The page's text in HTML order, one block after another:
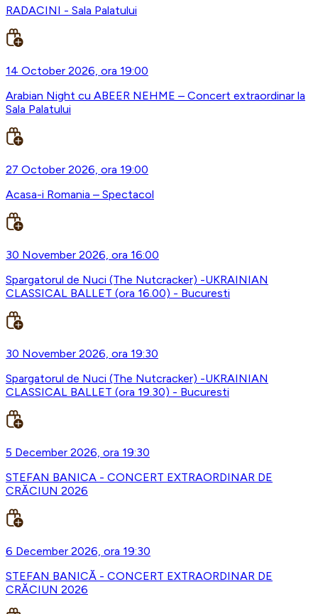
RADACINI - Sala Palatului
14 October 2026, ora 19:00
Arabian Night cu ABEER NEHME – Concert extraordinar la
Sala Palatului
27 October 2026, ora 19:00
Acasa-i Romania – Spectacol
30 November 2026, ora 16:00
Spargatorul de Nuci (The Nutcracker) -UKRAINIAN
CLASSICAL BALLET (ora 16.00) - Bucuresti
30 November 2026, ora 19:30
Spargatorul de Nuci (The Nutcracker) -UKRAINIAN
CLASSICAL BALLET (ora 19.30) - Bucuresti
5 December 2026, ora 19:30
STEFAN BANICA - CONCERT EXTRAORDINAR DE
CRĂCIUN 2026
6 December 2026, ora 19:30
STEFAN BANICĂ - CONCERT EXTRAORDINAR DE
CRĂCIUN 2026